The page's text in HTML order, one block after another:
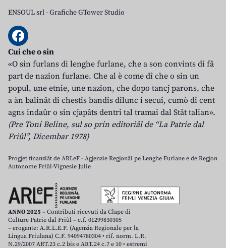
ENSOUL srl-Grafiche GTower Studio
Cui che o sin
«O sin furlans di lenghe furlane, che a son convints di fâ
part de nazion furlane. Che al è come dî che o sin un
popul, une etnie, une nazion, che dopo tancj parons, che
a àn balinât di chestis bandis dilunc i secui, cumò di cent
agns indaûr o sin cjapâts dentri tal tramai dal Stât talian».
(Pre Toni Beline, sul so prin editoriâl de “La Patrie dal
Friûl”, Dicembar 1978)
Progjet finanziât de ARLeF - Agjenzie Regjonâl pe Lenghe Furlane e de Regjon
Autonome Friûl-Vignesie Julie
ANNO 2025 – Contributi ricevuti da Clape di
Culture Patrie dal Friûl – c.f. 01299830305
– erogante: A.R.L.E.F. (Agenzia Regionale per la
Lingua Friulana) C.F. 94094780304 • rif. norm. L.R.
N.29/2007 ART.23 c.2 bis e ART.24 c.7 e 10 • estremi